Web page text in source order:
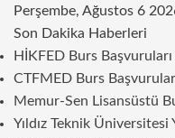
Perşembe, Ağustos 6
Son Dakika Haberleri
HİKFED Burs
CTFMED Burs
Memur-Sen Lisansüstü
Yıldız Teknik